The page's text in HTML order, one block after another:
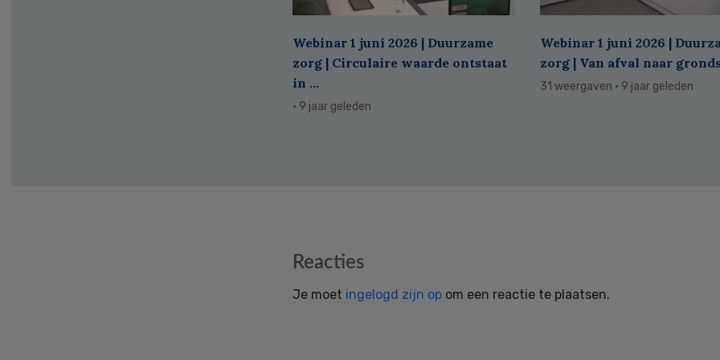
Webinar 1 juni 2026 | Duurzame
zorg | Circulaire waarde ontstaat
in ...
· 9 jaar geleden
Webinar 1 juni 2026 |
zorg | Van afval naar
31 weergaven · 9 jaar geleden
Reacties
Je moet ingelogd zijn op om een reactie te plaatsen.